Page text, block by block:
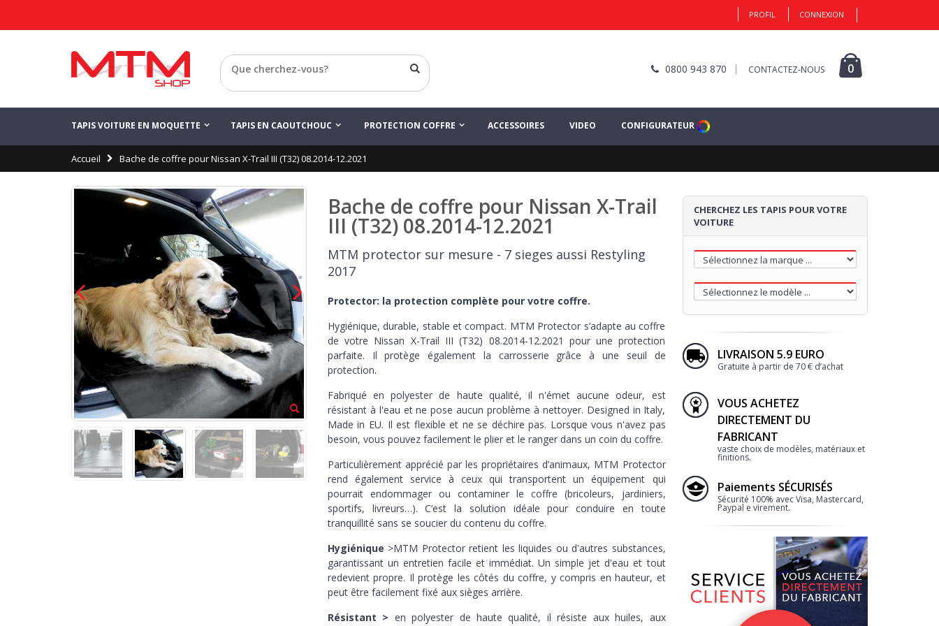
PROFIL CONNEXION
0800 943 870 CONTACTEZ-NOUS 0
Retour
TAPIS VOITURE EN MOQUETTE TAPIS EN CAOUTCHOUC PROTECTION COFFRE ACCESSOIRES VIDEO CONFIGURATEUR
Accueil Bache de coffre pour Nissan X-Trail III (T32) 08.2014-12.2021
Bache de coffre pour Nissan X-Trail
III (T32) 08.2014-12.2021
MTM protector sur mesure - 7 sieges aussi Restyling
2017
Protector: la protection complète pour votre coffre.
Hygiénique, durable, stable et compact. MTM Protector s’adapte au coffre
de votre Nissan X-Trail III (T32) 08.2014-12.2021 pour une protection
parfaite. Il protège également la carrosserie grâce à une seuil de
protection.
Fabriqué en polyester de haute qualité, il n'émet aucune odeur, est
résistant à l'eau et ne pose aucun problème à nettoyer. Designed in Italy,
Made in EU. Il est flexible et ne se déchire pas. Lorsque vous n'avez pas
besoin, vous pouvez facilement le plier et le ranger dans un coin du coffre.
Particulièrement apprécié par les propriétaires d’animaux, MTM Protector
rend également service à ceux qui transportent un équipement qui
pourrait endommager ou contaminer le coffre (bricoleurs, jardiniers,
sportifs, livreurs…). C’est la solution idéale pour conduire en toute
tranquillité sans se soucier du contenu du coffre.
Hygiénique >MTM Protector retient les liquides ou d'autres substances,
garantissant un entretien facile et immédiat. Un simple jet d'eau et tout
redevient propre. Il protège les côtés du coffre, y compris en hauteur, et
peut être facilement fixé aux sièges arrière.
Résistant > en polyester de haute qualité, il résiste aux huiles, aux
CHERCHEZ LES TAPIS POUR VOTRE
VOITURE
LIVRAISON 5.9 EURO
Gratuite à partir de 70 € d’achat
VOUS ACHETEZ
DIRECTEMENT DU
FABRICANT
vaste choix de modèles, matériaux et
finitions.
Paiements SÉCURISÉS
Sécurité 100% avec Visa, Mastercard,
Paypal e virement.